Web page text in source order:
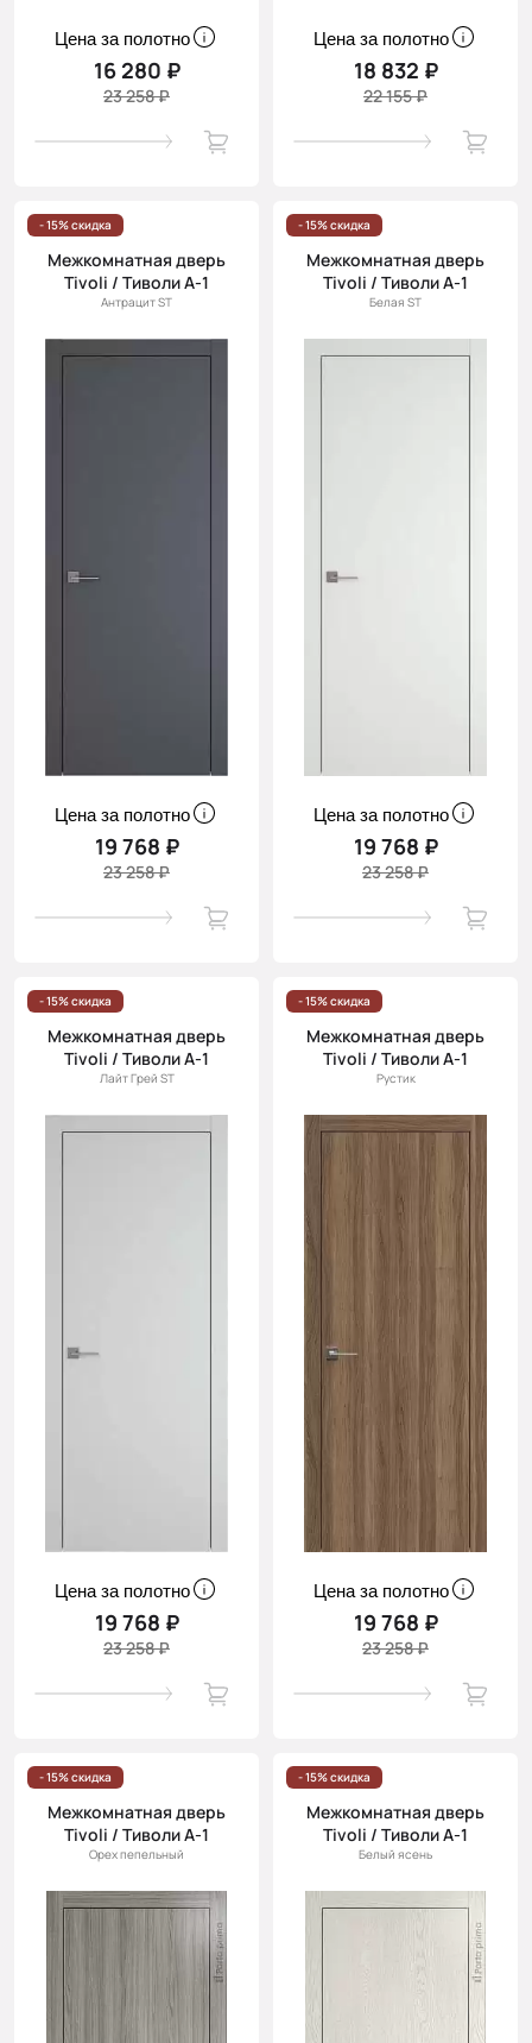
Цена за полотно
16 280 ₽
23 258 ₽
Цена за полотно
18 832 ₽
22 155 ₽
- 15% скидка
Межкомнатная дверь
Tivoli / Тиволи А-1
Антрацит ST
Цена за полотно
19 768 ₽
23 258 ₽
- 15% скидка
Межкомнатная дверь
Tivoli / Тиволи А-1
Белая ST
Цена за полотно
19 768 ₽
23 258 ₽
- 15% скидка
Межкомнатная дверь
Tivoli / Тиволи А-1
Лайт Грей ST
Цена за полотно
19 768 ₽
23 258 ₽
- 15% скидка
Межкомнатная дверь
Tivoli / Тиволи А-1
Рустик
Цена за полотно
19 768 ₽
23 258 ₽
- 15% скидка
Межкомнатная дверь
Tivoli / Тиволи А-1
Орех пепельный
- 15% скидка
Межкомнатная дверь
Tivoli / Тиволи А-1
Белый ясень